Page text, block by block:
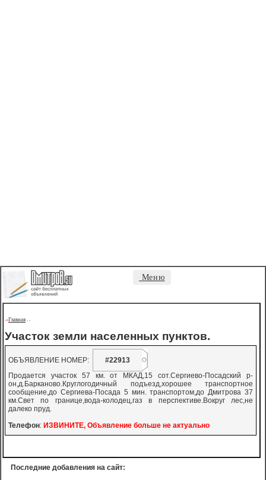
Меню
->Главная - -
Участок земли населенных пунктов.
ОБЪЯВЛЕНИЕ НОМЕР:
#22913
Продается участок 57 км. от МКАД,15 сот.Сергиево-Посадский р-
он,д.Барканово.Круглогодичный подъезд,хорошее транспортное
сообщение,до Сергиева-Посада 5 мин. транспортом,до Дмитрова 37
км.Свет по границе,вода-колодец,газ в перспективе.Вокруг лес,не
далеко пруд.
Телефон: ИЗВИНИТЕ, Объявление больше не актуально
Последние добавления на сайт: